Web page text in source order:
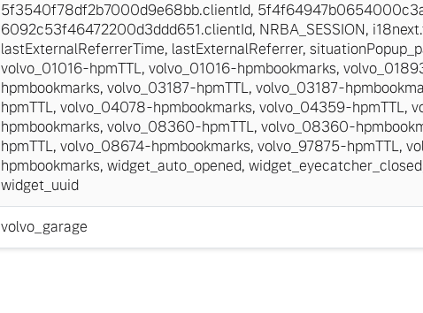
5f3540f78df2b7000d9e68bb.clientId,
6092c53f46472200d3ddd651.clientId, NRBA_SESSION,
lastExternalReferrerTime, lastExternalReferrer,
volvo_01016-hpmTTL, volvo_01016-hpmbookmarks,
hpmbookmarks, volvo_03187-hpmTTL, volvo_03187-
hpmTTL, volvo_04078-hpmbookmarks, volvo_04359-hpmTTL,
hpmbookmarks, volvo_08360-hpmTTL, volvo_08360-
hpmTTL, volvo_08674-hpmbookmarks, volvo_97875-hpmTTL,
hpmbookmarks, widget_auto_opened, widget_eyecatcher_closed
widget_uuid
volvo_garage